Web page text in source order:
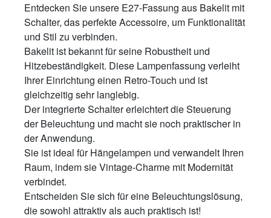
Entdecken Sie unsere E27-Fassung aus Bakelit mit
Schalter, das perfekte Accessoire, um Funktionalität
und Stil zu verbinden.
Bakelit ist bekannt für seine Robustheit und
Hitzebeständigkeit. Diese Lampenfassung verleiht
Ihrer Einrichtung einen Retro-Touch und ist
gleichzeitig sehr langlebig.
Der integrierte Schalter erleichtert die Steuerung
der Beleuchtung und macht sie noch praktischer in
der Anwendung.
Sie ist ideal für Hängelampen und verwandelt Ihren
Raum, indem sie Vintage-Charme mit Modernität
verbindet.
Entscheiden Sie sich für eine Beleuchtungslösung,
die sowohl attraktiv als auch praktisch ist!